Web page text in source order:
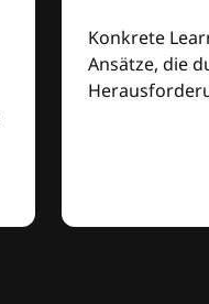
Konkrete
Ansätze, die